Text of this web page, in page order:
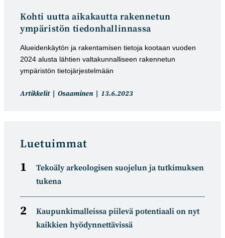
Kohti uutta aikakautta rakennetun
ympäristön tiedonhallinnassa
Alueidenkäytön ja rakentamisen tietoja kootaan vuoden
2024 alusta lähtien valtakunnalliseen rakennetun
ympäristön tietojärjestelmään
Artikkelin
Artikkelit Osaaminen
Artikkeli
13.6.2023
Luetuimmat
Tekoäly arkeologisen suojelun ja tutkimuksen
tukena
Kaupunkimalleissa piilevä potentiaali on nyt
kaikkien hyödynnettävissä